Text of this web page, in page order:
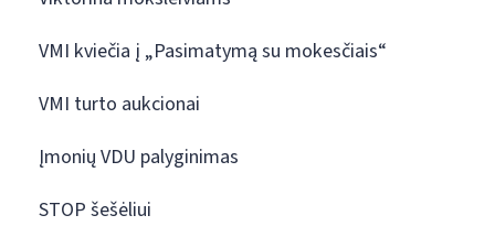
VMI kviečia į „Pasimatymą su mokesčiais“
VMI turto aukcionai
Įmonių VDU palyginimas
STOP šešėliui